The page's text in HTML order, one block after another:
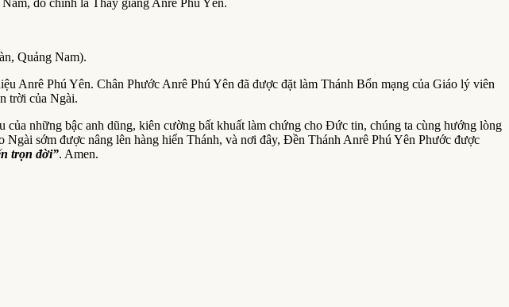
Quảng Nam).
Anrê Phú Yên. Chân Phước Anrê Phú Yên đã được đặt làm Thánh Bổn mạng của Giáo lý viên
trời của Ngài.
những bậc anh dũng, kiên cường bất khuất làm chứng cho Đức tin, chúng ta cùng hướng lòng
sớm được nâng lên hàng hiển Thánh, và nơi đây, Đền Thánh Anrê Phú Yên Phước được
trọn đời”. Amen.